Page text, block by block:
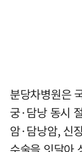
분당차병원은
궁·담낭 동시
암·담낭암, 신